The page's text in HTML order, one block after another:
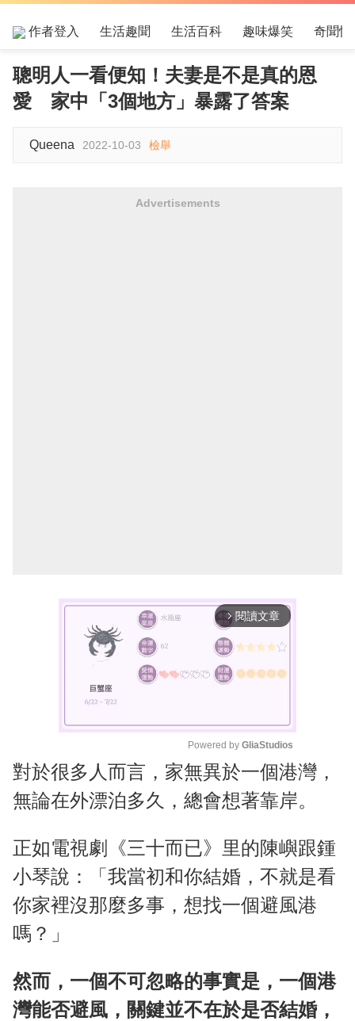
作者登入 生活趣聞 生活百科 趣味爆笑 奇聞怪
聰明人一看便知！夫妻是不是真的恩
愛 家中「3個地方」暴露了答案
Queena 2022-10-03 檢舉
Advertisements
arrow_forward_ios 閱讀文章
M
u
t
Powered by GliaStudios
對於很多人而言，家無異於一個港灣，
無論在外漂泊多久，總會想著靠岸。
正如電視劇《三十而已》里的陳嶼跟鍾
小琴說：「我當初和你結婚，不就是看
你家裡沒那麼多事，想找一個避風港
嗎？」
然而，一個不可忽略的事實是，一個港
灣能否避風，關鍵並不在於是否結婚，